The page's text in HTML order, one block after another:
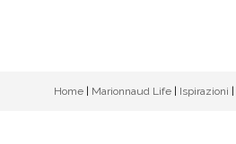
Home Marionnaud Life Ispirazioni